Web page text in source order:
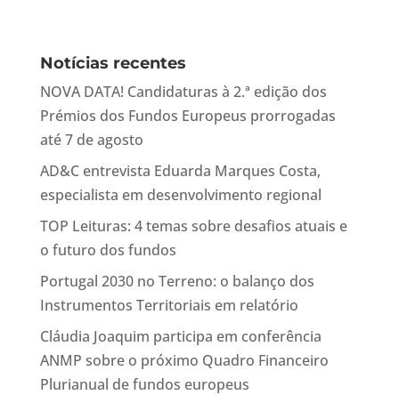
Notícias recentes
NOVA DATA! Candidaturas à 2.ª edição dos
Prémios dos Fundos Europeus prorrogadas
até 7 de agosto
AD&C entrevista Eduarda Marques Costa,
especialista em desenvolvimento regional
TOP Leituras: 4 temas sobre desafios atuais e
o futuro dos fundos
Portugal 2030 no Terreno: o balanço dos
Instrumentos Territoriais em relatório
Cláudia Joaquim participa em conferência
ANMP sobre o próximo Quadro Financeiro
Plurianual de fundos europeus